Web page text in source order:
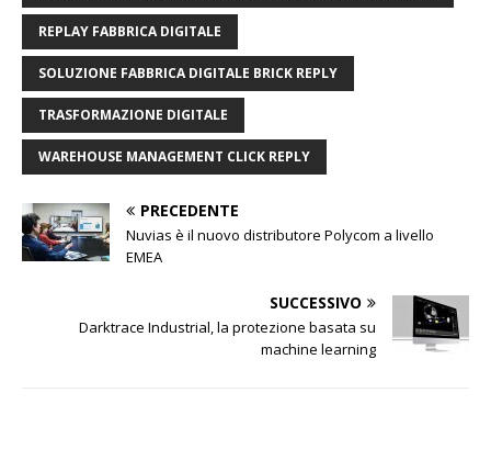
REPLAY FABBRICA DIGITALE
SOLUZIONE FABBRICA DIGITALE BRICK REPLY
TRASFORMAZIONE DIGITALE
WAREHOUSE MANAGEMENT CLICK REPLY
PRECEDENTE
Nuvias è il nuovo distributore Polycom a livello
EMEA
SUCCESSIVO
Darktrace Industrial, la protezione basata su
machine learning